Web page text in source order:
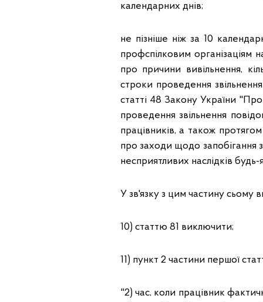
календарних днів;
не пізніше ніж за 10
профспілковим
про причини вивільнення,
строки проведення
статті 48 Закону України
проведення звільнення
працівників, а також
про заходи щодо запобігання
несприятливих наслідків будь-
У зв'язку з цим частину сьому
10) статтю 81 виключити;
11) пункт 2 частини першої
"2) час, коли працівник